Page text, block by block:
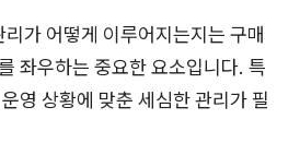
가 어떻게 이루어지는지는 구매
좌우하는 중요한 요소입니다. 특
영 상황에 맞춘 세심한 관리가 필